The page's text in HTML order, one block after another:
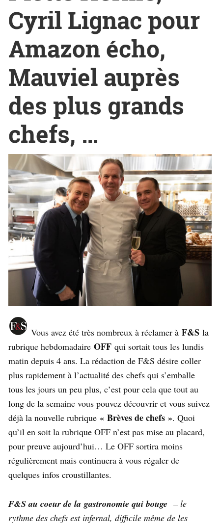
Cyril Lignac pour
Amazon écho,
Mauviel auprès
des plus grands
chefs, …
Vous avez été très nombreux à réclamer à F&S la
rubrique hebdomadaire OFF qui sortait tous les lundis
matin depuis 4 ans. La rédaction de F&S désire coller
plus rapidement à l’actualité des chefs qui s’emballe
tous les jours un peu plus, c’est pour cela que tout au
long de la semaine vous pouvez découvrir et vous suivez
déjà la nouvelle rubrique « Brèves de chefs ». Quoi
qu’il en soit la rubrique OFF n’est pas mise au placard,
pour preuve aujourd’hui… Le OFF sortira moins
régulièrement mais continuera à vous régaler de
quelques infos croustillantes.
F&S au coeur de la gastronomie qui bouge – le
rythme des chefs est infernal, difficile même de les